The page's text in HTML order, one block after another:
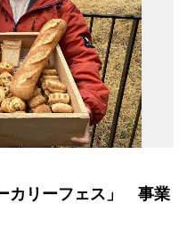
カリーフェス」 事業